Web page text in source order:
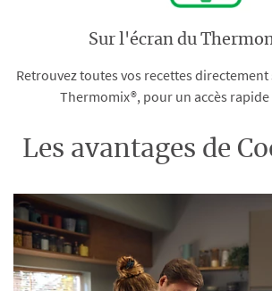
Sur l'écran du
Retrouvez toutes vos recettes directement
Thermomix®, pour un accès
Les avantages de